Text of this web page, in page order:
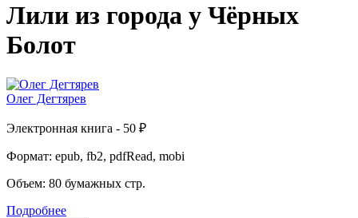
Лили из города у Чёрных
Болот
Олег Дегтярев
Электронная книга - 50 ₽
Формат: epub, fb2, pdfRead, mobi
Объем: 80 бумажных стр.
Подробнее